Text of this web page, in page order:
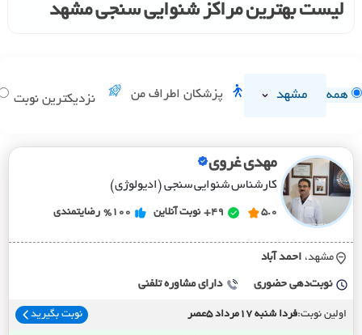
لیست بهترین مراکز شنوایی سنجی مشهد
همه مشهد پزشکان اطراف من نزدیکترین نوبت
مهدی غروی
کارشناس شنوایی سنجی (ادیولوژی)
5.0
49+ نوبت آنلاین %100 رضایتمندی
مشهد، احمد آباد
نوبت‌دهی حضوری دارای مشاوره تلفنی
اولین نوبت:فردا شنبه 17مرداد 5عصر نوبت بگیرید